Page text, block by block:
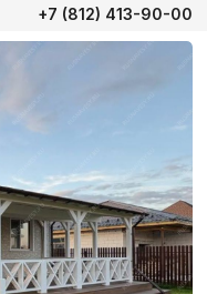
+7 (812) 413-90-00